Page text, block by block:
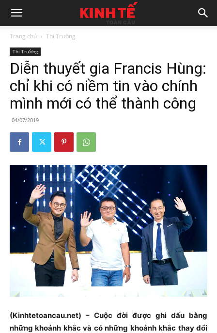
Trang chủ Thị Trường
Thị Trường
Diễn thuyết gia Francis Hùng:
chỉ khi có niềm tin vào chính
mình mới có thể thành công
04/07/2019
(Kinhtetoancau.net) – Cuộc đời được ghi dấu bằng
những khoảnh khắc và có những khoảnh khắc thay đổi